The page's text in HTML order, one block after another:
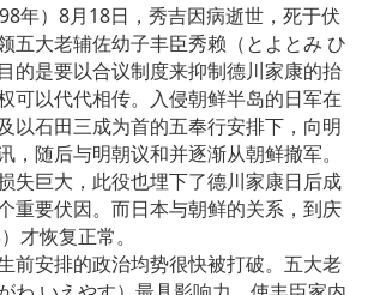
）8月18日，秀吉因病逝世，死于伏
五大老辅佐幼子丰臣秀赖（とよとみ ひ
的是要以合议制度来抑制德川家康的抬
可以代代相传。入侵朝鲜半岛的日军在
以石田三成为首的五奉行安排下，向明
，随后与明朝议和并逐渐从朝鲜撤军。
失巨大，此役也埋下了德川家康日后成
重要伏因。而日本与朝鲜的关系，到庆
才恢复正常。
安排的政治均势很快被打破。五大老